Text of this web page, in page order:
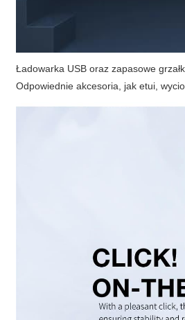
Ładowarka USB oraz zapasowe
Odpowiednie akcesoria, jak etui,